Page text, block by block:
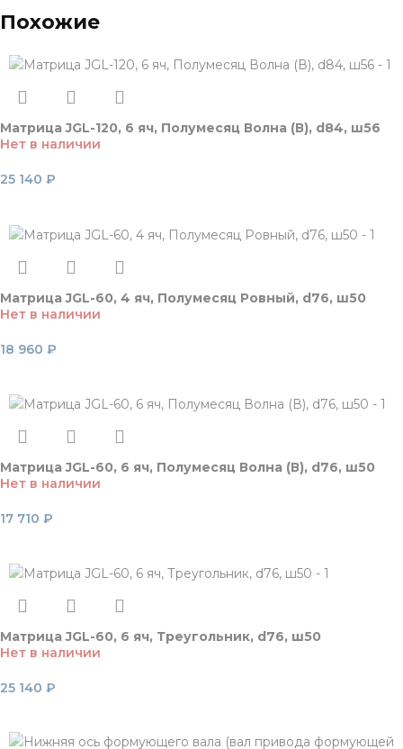
Похожие
Матрица JGL-120, 6 яч, Полумесяц Волна (В), d84, ш56
Нет в наличии
25 140 ₽
Матрица JGL-60, 4 яч, Полумесяц Ровный, d76, ш50
Нет в наличии
18 960 ₽
Матрица JGL-60, 6 яч, Полумесяц Волна (В), d76, ш50
Нет в наличии
17 710 ₽
Матрица JGL-60, 6 яч, Треугольник, d76, ш50
Нет в наличии
25 140 ₽